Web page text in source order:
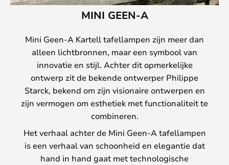
MINI GEEN-A
Mini Geen-A Kartell tafellampen zijn meer dan
alleen lichtbronnen, maar een symbool van
innovatie en stijl. Achter dit opmerkelijke
ontwerp zit de bekende ontwerper Philippe
Starck, bekend om zijn visionaire ontwerpen en
zijn vermogen om esthetiek met functionaliteit te
combineren.
Het verhaal achter de Mini Geen-A tafellampen
is een verhaal van schoonheid en elegantie dat
hand in hand gaat met technologische